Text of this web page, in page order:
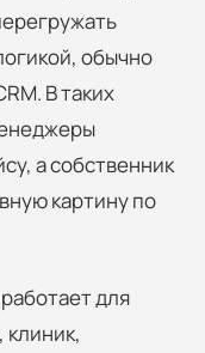
обычно
В таких
а собственник
картину по
для
клиник,